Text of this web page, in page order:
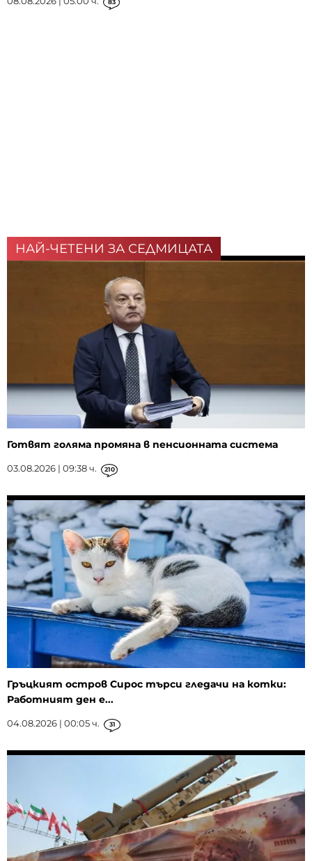
83
НАЙ-ЧЕТЕНИ ЗА СЕДМИЦАТА
Готвят голяма промяна в пенсионната система
03.08.2026 | 09:38 ч. 210
Гръцкият остров Сирос търси гледачи на котки:
Работният ден е...
04.08.2026 | 00:05 ч. 31